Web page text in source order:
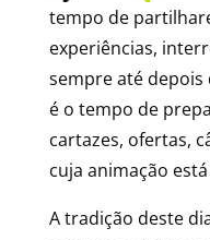
tempo de
experiências,
sempre até depois
é o tempo de
cartazes, ofertas,
cuja animação
A tradição deste